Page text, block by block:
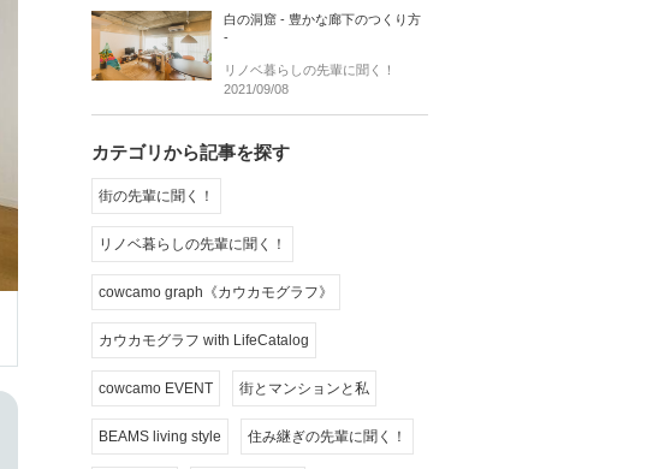
白の洞窟 - 豊かな廊下のつくり方
-
リノベ暮らしの先輩に聞く！
2021/09/08
カテゴリから記事を探す
街の先輩に聞く！
リノベ暮らしの先輩に聞く！
cowcamo graph《カウカモグラフ》
カウカモグラフ with LifeCatalog
cowcamo EVENT 街とマンションと私
BEAMS living style 住み継ぎの先輩に聞く！